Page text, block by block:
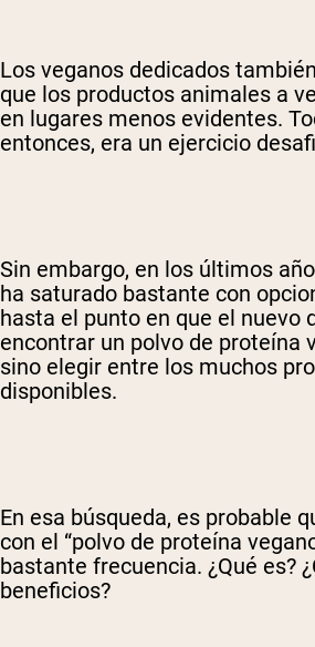
Los veganos dedicados
que los productos animales a
en lugares menos evidentes.
entonces, era un ejercicio
Sin embargo, en los últimos
ha saturado bastante con
hasta el punto en que el nuevo
encontrar un polvo de proteína
sino elegir entre los muchos
disponibles.
En esa búsqueda, es probable
con el “polvo de proteína
bastante frecuencia. ¿Qué es?
beneficios?